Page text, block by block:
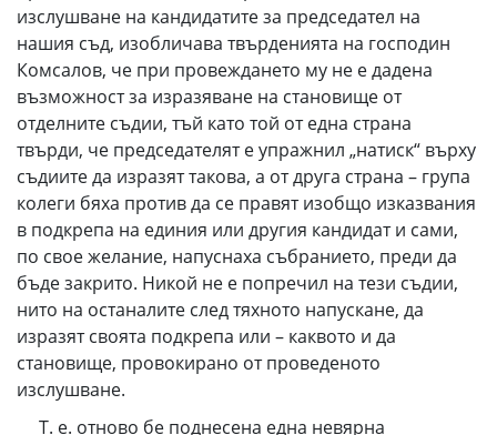
изслушване на кандидатите за председател на
нашия съд, изобличава твърденията на господин
Комсалов, че при провеждането му не е дадена
възможност за изразяване на становище от
отделните съдии, тъй като той от една страна
твърди, че председателят е упражнил „натиск“ върху
съдиите да изразят такова, а от друга страна – група
колеги бяха против да се правят изобщо изказвания
в подкрепа на единия или другия кандидат и сами,
по свое желание, напуснаха събранието, преди да
бъде закрито. Никой не е попречил на тези съдии,
нито на останалите след тяхното напускане, да
изразят своята подкрепа или – каквото и да
становище, провокирано от проведеното
изслушване.
Т. е. отново бе поднесена една невярна